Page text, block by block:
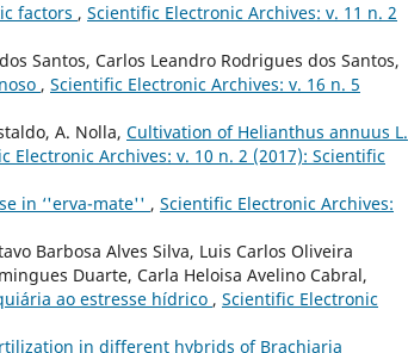
factors , Scientific Electronic Archives: v. 11 n. 2
Santos, Carlos Leandro Rodrigues dos Santos,
, Scientific Electronic Archives: v. 16 n. 5
A. Nolla, Cultivation of Helianthus annuus L.
Electronic Archives: v. 10 n. 2 (2017): Scientific
in ‘'erva-mate'' , Scientific Electronic Archives:
Barbosa Alves Silva, Luis Carlos Oliveira
Duarte, Carla Heloisa Avelino Cabral,
ao estresse hídrico , Scientific Electronic
in different hybrids of Brachiaria